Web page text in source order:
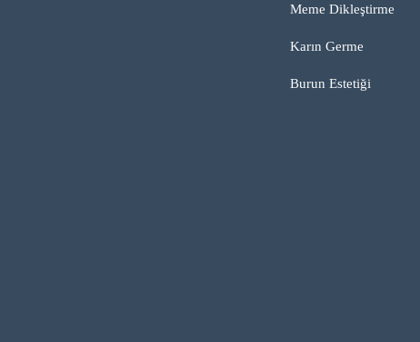
Meme Dikleştirme
Karın Germe
Burun Estetiği